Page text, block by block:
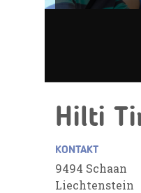
Hilti
KONTAKT
9494 Schaan
Liechtenstein